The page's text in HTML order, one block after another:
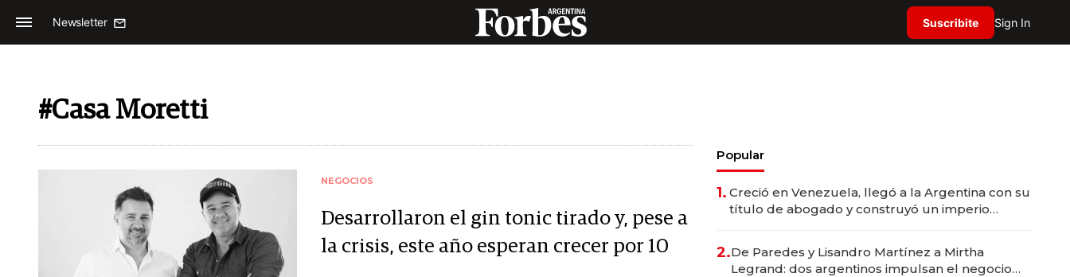
Newsletter Suscribite Sign In
#Casa Moretti
NEGOCIOS
Desarrollaron el gin tonic tirado y, pese a
la crisis, este año esperan crecer por 10
Popular
1. Creció en Venezuela, llegó a la Argentina con su
título de abogado y construyó un imperio
2.De Paredes y Lisandro Martínez a Mirtha
Legrand: dos argentinos impulsan el negocio